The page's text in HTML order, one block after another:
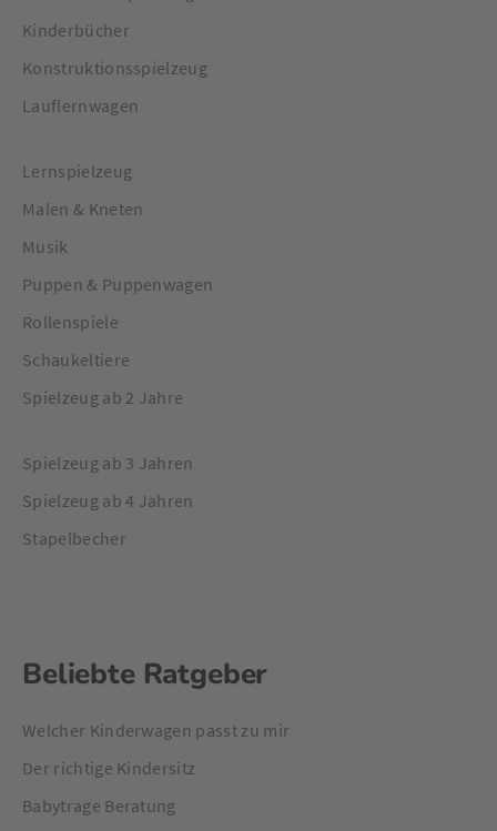
Kinderbücher
Konstruktionsspielzeug
Lauflernwagen
Lernspielzeug
Malen & Kneten
Musik
Puppen & Puppenwagen
Rollenspiele
Schaukeltiere
Spielzeug ab 2 Jahre
Spielzeug ab 3 Jahren
Spielzeug ab 4 Jahren
Stapelbecher
Beliebte Ratgeber
Welcher Kinderwagen passt zu mir
Der richtige Kindersitz
Babytrage Beratung